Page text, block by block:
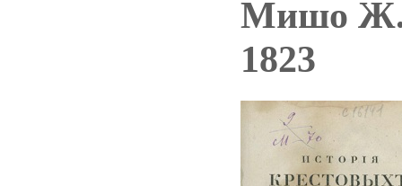
Мишо Ж.
1823